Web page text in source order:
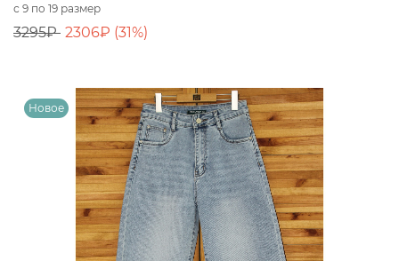
с 9 по 19 размер
3295₽ 2306₽ (31%)